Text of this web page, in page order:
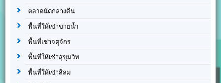
ตลาดนัดกลางคืน
พื้นที่ให้เช่าขายน้ำ
พื้นที่เช่าจตุจักร
พื้นที่ให้เช่าสุขุมวิท
พื้นที่ให้เช่าสีลม